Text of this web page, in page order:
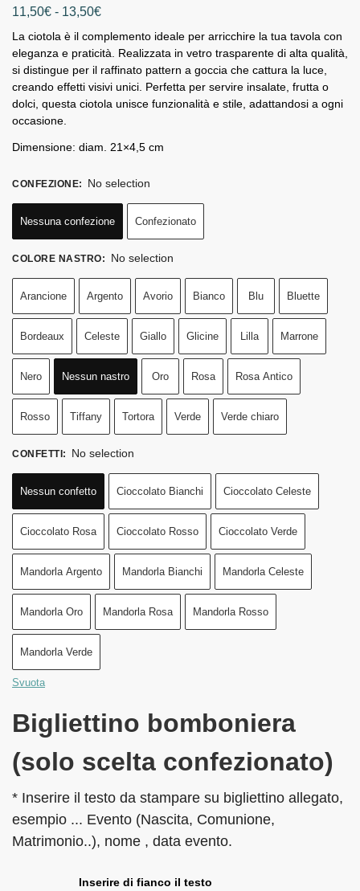
11,50€ - 13,50€
La ciotola è il complemento ideale per arricchire la tua tavola con
eleganza e praticità. Realizzata in vetro trasparente di alta qualità,
si distingue per il raffinato pattern a goccia che cattura la luce,
creando effetti visivi unici. Perfetta per servire insalate, frutta o
dolci, questa ciotola unisce funzionalità e stile, adattandosi a ogni
occasione.
Dimensione: diam. 21×4,5 cm
CONFEZIONE: No selection
Nessuna confezione Confezionato
COLORE NASTRO: No selection
Arancione Argento Avorio Bianco Blu Bluette
Bordeaux Celeste Giallo Glicine Lilla Marrone
Nero Nessun nastro Oro Rosa Rosa Antico
Rosso Tiffany Tortora Verde Verde chiaro
CONFETTI: No selection
Nessun confetto Cioccolato Bianchi Cioccolato Celeste
Cioccolato Rosa Cioccolato Rosso Cioccolato Verde
Mandorla Argento Mandorla Bianchi Mandorla Celeste
Mandorla Oro Mandorla Rosa Mandorla Rosso
Mandorla Verde
Svuota
Bigliettino bomboniera
(solo scelta confezionato)
* Inserire il testo da stampare su bigliettino allegato,
esempio ... Evento (Nascita, Comunione,
Matrimonio..), nome , data evento.
Inserire di fianco il testo